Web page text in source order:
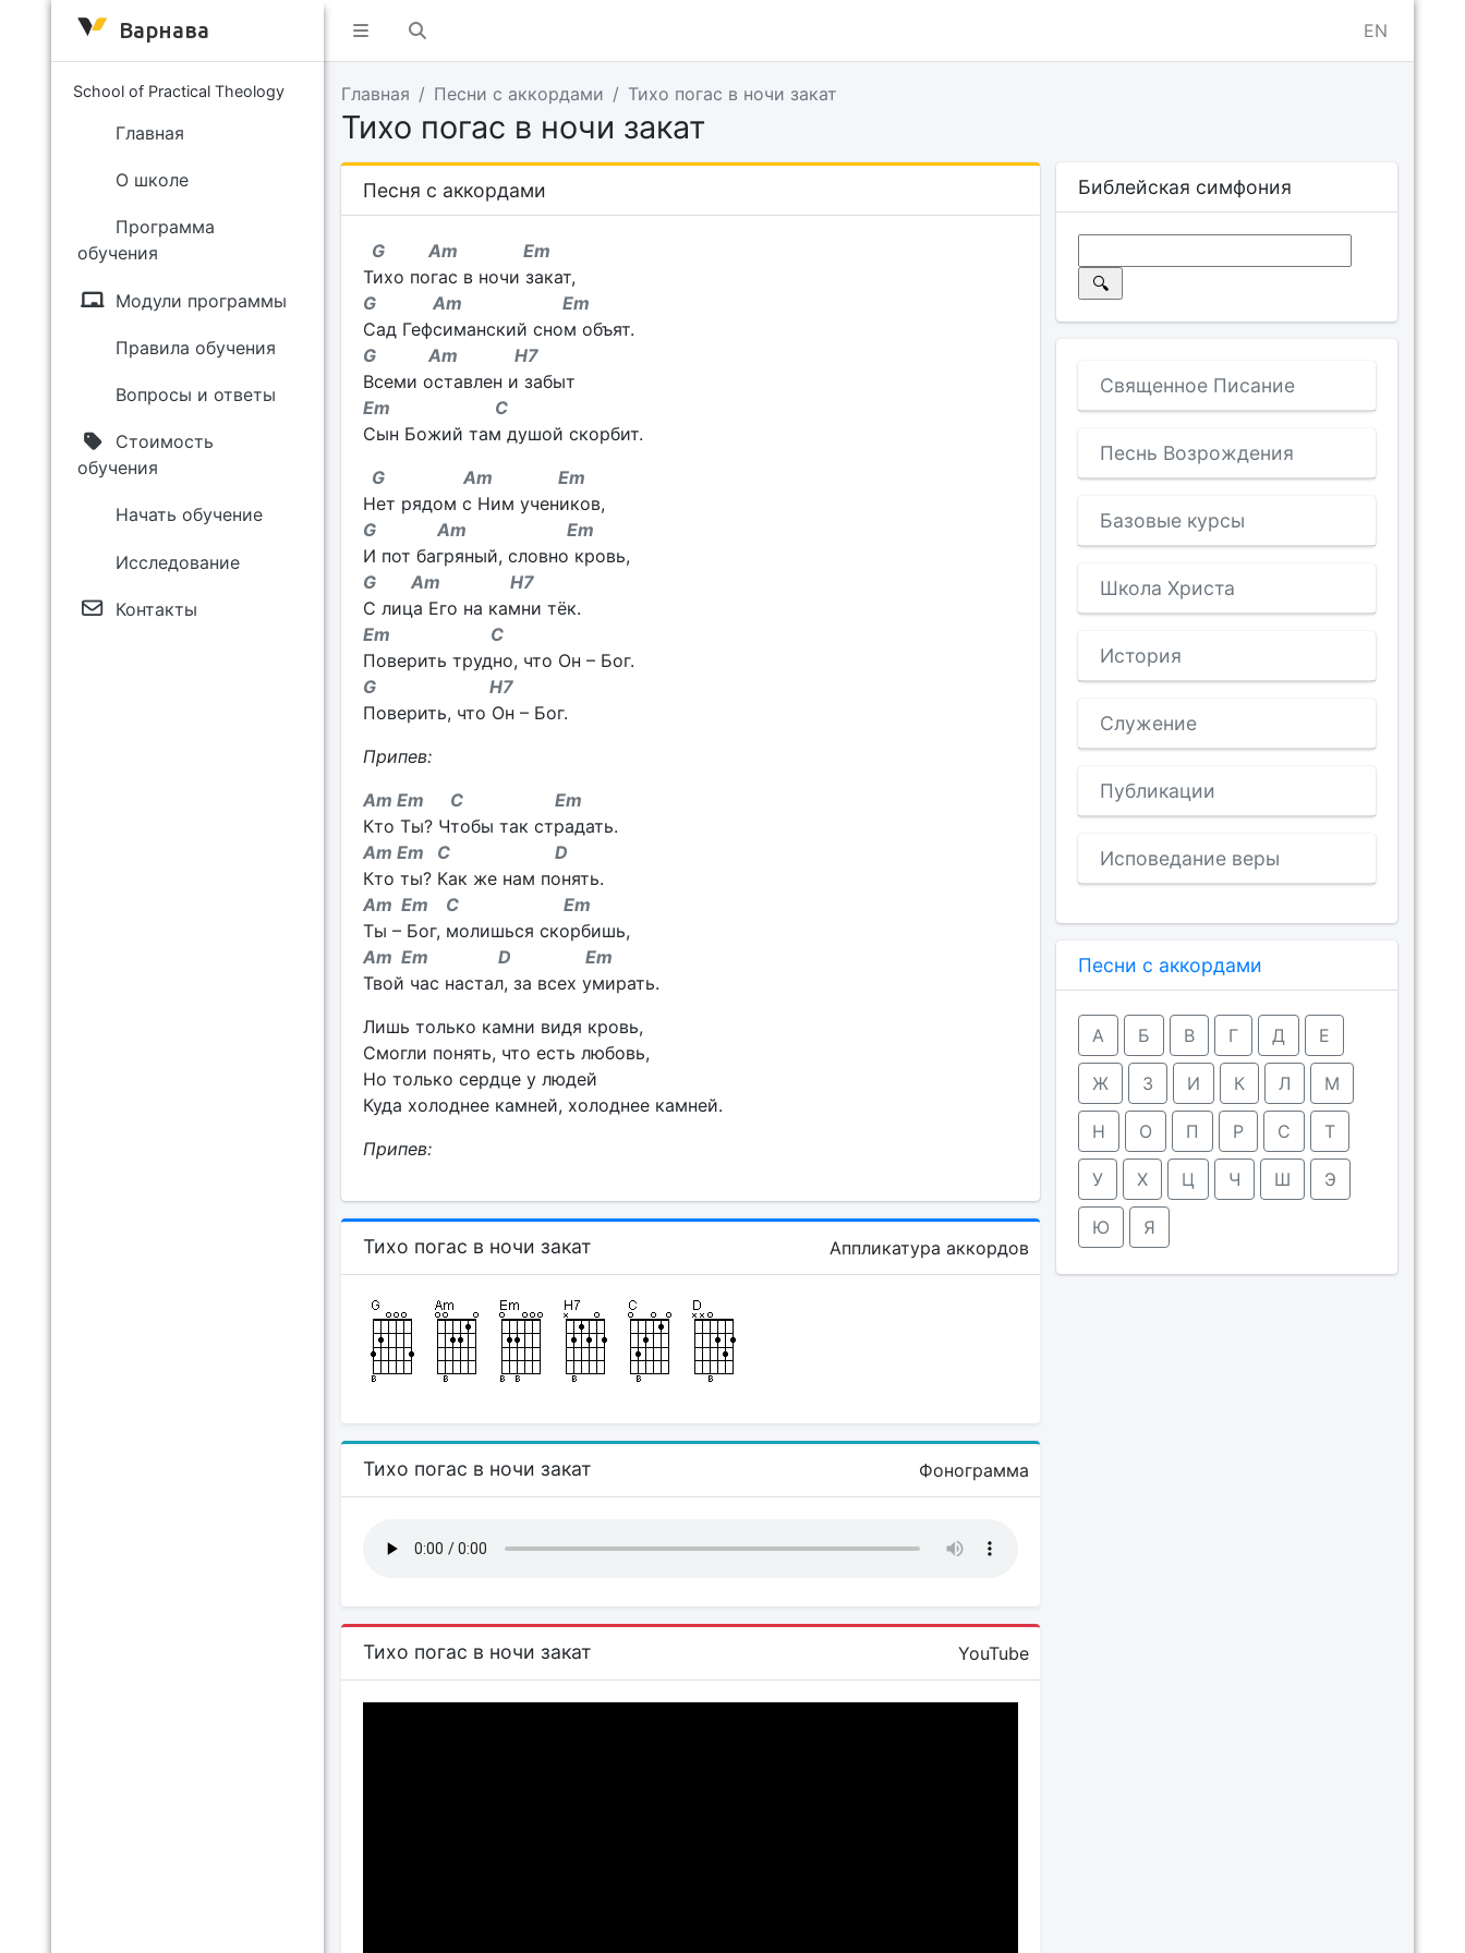
EN
Варнава
School of Practical Theology
Главная
О школе
Программа
обучения
Модули программы
Правила обучения
Вопросы и ответы
Стоимость
обучения
Начать обучение
Исследование
Контакты
Главная Песни с аккордами Тихо погас в ночи закат
Тихо погас в ночи закат
Песня с аккордами
G Am Em
Тихо погас в ночи закат,
G Am Em
Сад Гефсиманский сном объят.
G Am H7
Всеми оставлен и забыт
Em C
Сын Божий там душой скорбит.
G Am Em
Нет рядом с Ним учеников,
G Am Em
И пот багряный, словно кровь,
G Am H7
С лица Его на камни тёк.
Em C
Поверить трудно, что Он – Бог.
G H7
Поверить, что Он – Бог.
Припев:
Am Em C Em
Кто Ты? Чтобы так страдать.
Am Em C D
Кто ты? Как же нам понять.
Am Em C Em
Ты – Бог, молишься скорбишь,
Am Em D Em
Твой час настал, за всех умирать.
Лишь только камни видя кровь,
Смогли понять, что есть любовь,
Но только сердце у людей
Куда холоднее камней, холоднее камней.
Припев:
Тихо погас в ночи закат Аппликатура аккордов
Тихо погас в ночи закат Фонограмма
Тихо погас в ночи закат YouTube
Библейская симфония
Священное Писание
Песнь Возрождения
Базовые курсы
Школа Христа
История
Служение
Публикации
Исповедание веры
Песни с аккордами
А Б В Г Д Е
Ж З И К Л М
Н О П Р С Т
У Х Ц Ч Ш Э
Ю Я